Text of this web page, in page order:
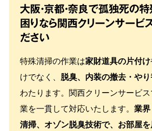
大阪・京都・奈良で孤独死の
困りなら関西クリーンサービ
ださい
特殊清掃の作業は家財道具の片付け
けでなく、 脱臭、内装の撤去・やり
わたります。関西クリーンサービ
業を一貫して対応いたします。業
清掃、オゾン脱臭技術で、お部屋を